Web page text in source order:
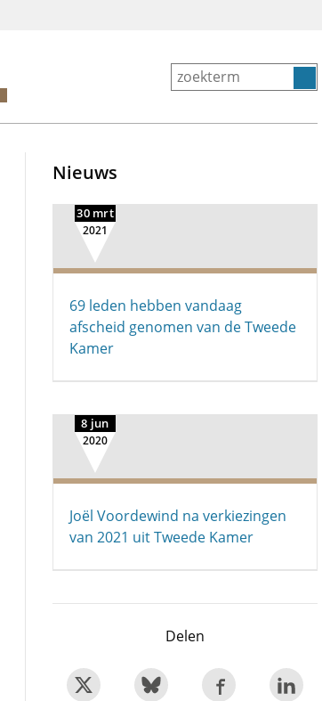
Nieuws
30 mrt
2021
69 leden hebben vandaag
afscheid genomen van de Tweede
Kamer
8 jun
2020
Joël Voordewind na verkiezingen
van 2021 uit Tweede Kamer
Delen